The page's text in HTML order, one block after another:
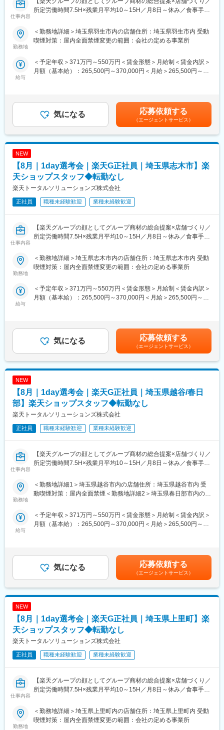
変更の範囲：会社の定める業務
・新規契約・機種変更の受付および提案
・料金プラン、楽天ポイント活用、楽天カード、各種サービスの
・スマホの初期設定・データ移行サポート
・問い合わせ対応
・店舗会議・研修への参加
・キャンペーン企画など、集客に向けた取り組み
■キャリアパス：
へステップアップが可能です。RSV経験後はマネジメントや本部
への異動の道もあり、長期的にキャリア形成ができます。まずは
入社後1年で店長昇格を目指していただきます。
■組織構成：
1店舗あたり店長1名、スタッフ5～15名で運営。チームワークを
重視し相談しやすい環境◎
変更の範囲：会社の定める業務
仕事内容
所定労働時間7.5H×残業月平均10～15H／月8日～休み／食事手当
楽天モバイルショップに来店されるお客様へ、スマートフォン・
料金プラン・楽天カード・楽天市場・楽天ポイントなど、楽天経
活をより豊かにするトータルサポートを行うポジションです。
・未経験の方も歓迎！充実した研修制度あり
【選考会の概要】
・形式： Web開催（事前に企業セミナー動画をご視聴いただきま
す）
【開催日時】
8/6 (木) 17:00～20:00
8/13 (木) 17:00～20:00
8/18 (火) 17:00～20:00
8/20 (木) 17:00～20:00
※ご応募時、参加可能日時をお知らせください。
・新規契約・機種変更の受付および提案
・料金プラン、楽天ポイント活用、楽天カード、各種サービスの
・スマホの初期設定・データ移行サポート
・問い合わせ対応
・店舗会議・研修への参加
・キャンペーン企画など、集客に向けた取り組み
■キャリアパス：
へステップアップが可能です。RSV経験後はマネジメントや本部
への異動の道もあり、長期的にキャリア形成ができます。まずは
入社後1年で店長昇格を目指していただきます。
■組織構成：
1店舗あたり店長1名、スタッフ5～15名で運営。チームワークを
重視し相談しやすい環境◎
変更の範囲：会社の定める業務
勤務地
＜勤務地詳細＞埼玉県羽生市内の店舗住所：埼玉県羽生市内 受動
喫煙対策：屋内全面禁煙変更の範囲：会社の定める事業所
給与
＜予定年収＞371万円～550万円＜賃金形態＞月給制＜賃金内訳＞
月額（基本給）：265,500円～370,000円＜月給＞265,500円～
ます。月給(月額)は固定手当を含めた表記です。
気になる 応募依頼する
（エージェントサービス）
NEW
【8月｜1day選考会｜楽天G正社員｜埼玉県志木市】楽
天ショップスタッフ◆転勤なし
楽天トータルソリューションズ株式会社
正社員 職種未経験歓迎 業種未経験歓迎
仕事内容
【楽天グループの顔としてグループ商材の総合提案×店舗づくり／
所定労働時間7.5H×残業月平均10～15H／月8日～休み／食事手当
楽天モバイルショップに来店されるお客様へ、スマートフォン・
料金プラン・楽天カード・楽天市場・楽天ポイントなど、楽天経
活をより豊かにするトータルサポートを行うポジションです。
・未経験の方も歓迎！充実した研修制度あり
【選考会の概要】
・形式： Web開催（事前に企業セミナー動画をご視聴いただきま
す）
【開催日時】
8/6 (木) 17:00～20:00
8/13 (木) 17:00～20:00
8/18 (火) 17:00～20:00
8/20 (木) 17:00～20:00
※ご応募時、参加可能日時をお知らせください。
・新規契約・機種変更の受付および提案
・料金プラン、楽天ポイント活用、楽天カード、各種サービスの
・スマホの初期設定・データ移行サポート
・問い合わせ対応
・店舗会議・研修への参加
・キャンペーン企画など、集客に向けた取り組み
■キャリアパス：
へステップアップが可能です。RSV経験後はマネジメントや本部
への異動の道もあり、長期的にキャリア形成ができます。まずは
入社後1年で店長昇格を目指していただきます。
■組織構成：
1店舗あたり店長1名、スタッフ5～15名で運営。チームワークを
重視し相談しやすい環境◎
変更の範囲：会社の定める業務
勤務地
＜勤務地詳細＞埼玉県志木市内の店舗住所：埼玉県志木市内 受動
喫煙対策：屋内全面禁煙変更の範囲：会社の定める事業所
給与
＜予定年収＞371万円～550万円＜賃金形態＞月給制＜賃金内訳＞
月額（基本給）：265,500円～370,000円＜月給＞265,500円～
ます。月給(月額)は固定手当を含めた表記です。
気になる 応募依頼する
（エージェントサービス）
NEW
【8月｜1day選考会｜楽天G正社員｜埼玉県越谷/春日
部】楽天ショップスタッフ◆転勤なし
楽天トータルソリューションズ株式会社
正社員 職種未経験歓迎 業種未経験歓迎
仕事内容
【楽天グループの顔としてグループ商材の総合提案×店舗づくり／
所定労働時間7.5H×残業月平均10～15H／月8日～休み／食事手当
楽天モバイルショップに来店されるお客様へ、スマートフォン・
料金プラン・楽天カード・楽天市場・楽天ポイントなど、楽天経
活をより豊かにするトータルサポートを行うポジションです。
・未経験の方も歓迎！充実した研修制度あり
【選考会の概要】
・形式： Web開催（事前に企業セミナー動画をご視聴いただきま
す）
【開催日時】
8/6 (木) 17:00～20:00
8/13 (木) 17:00～20:00
8/18 (火) 17:00～20:00
8/20 (木) 17:00～20:00
※ご応募時、参加可能日時をお知らせください。
・新規契約・機種変更の受付および提案
・料金プラン、楽天ポイント活用、楽天カード、各種サービスの
勤務地
＜勤務地詳細1＞埼玉県越谷市内の店舗住所：埼玉県越谷市内 受
動喫煙対策：屋内全面禁煙＜勤務地詳細2＞埼玉県春日部市内の店
囲：会社の定める事業所
給与
＜予定年収＞371万円～550万円＜賃金形態＞月給制＜賃金内訳＞
月額（基本給）：265,500円～370,000円＜月給＞265,500円～
ます。月給(月額)は固定手当を含めた表記です。
気になる 応募依頼する
（エージェントサービス）
NEW
【8月｜1day選考会｜楽天G正社員｜埼玉県上里町】楽
天ショップスタッフ◆転勤なし
楽天トータルソリューションズ株式会社
正社員 職種未経験歓迎 業種未経験歓迎
仕事内容
【楽天グループの顔としてグループ商材の総合提案×店舗づくり／
所定労働時間7.5H×残業月平均10～15H／月8日～休み／食事手当
楽天モバイルショップに来店されるお客様へ、スマートフォン・
料金プラン・楽天カード・楽天市場・楽天ポイントなど、楽天経
勤務地
＜勤務地詳細＞埼玉県上里町内の店舗住所：埼玉県上里町内 受動
喫煙対策：屋内全面禁煙変更の範囲：会社の定める事業所